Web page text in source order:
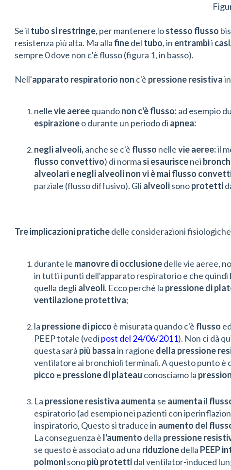
Se il tubo si restringe, per mantenere lostesso flusso
resistenza più alta. Ma allafinedel tubo, in entrambii casi
sempre 0 dove non c'è flusso (figura 1, in basso).
Nell'apparato respiratorio non c'è pressione resistiva
nellevie aereequandonon c'èflusso:ad esempio
espirazioneo durante un periodo di apnea:
negli alveoli,anche se c'è flusso nellevie aeree:il
flusso convettivo) di norma si esauriscenei
alveolari e negli alveolinonvi è mai flusso
parziale (flusso diffusivo). Gli alveolisonoprotetti
Treimplicazioni pratichedelle considerazioni
durante le manovre di occlusionedelle vie aeree,
in tutti i punti dell'apparato respiratorio e che quindi
quella degli alveoli. Ecco perchè la pressione di
ventilazione protettiva;
la pressione di picco è misurata quando c'è flusso
PEEP totale (vedi post del 24/06/2011). Non ci dà
questa sarà più bassain ragione della pressione
ventilatore ai bronchioli terminali. A questo punto è
picco e pressione di plateau conosciamo la
La pressione resistiva aumenta se aumentail
espiratorio (ad esempio nei pazienti con
inspiratorio, Questo si traduce in aumento del
La conseguenza è l'aumento della pressione
se questo è associato ad una riduzionedella PEEP
polmonisonopiù protettidal ventilator-induced